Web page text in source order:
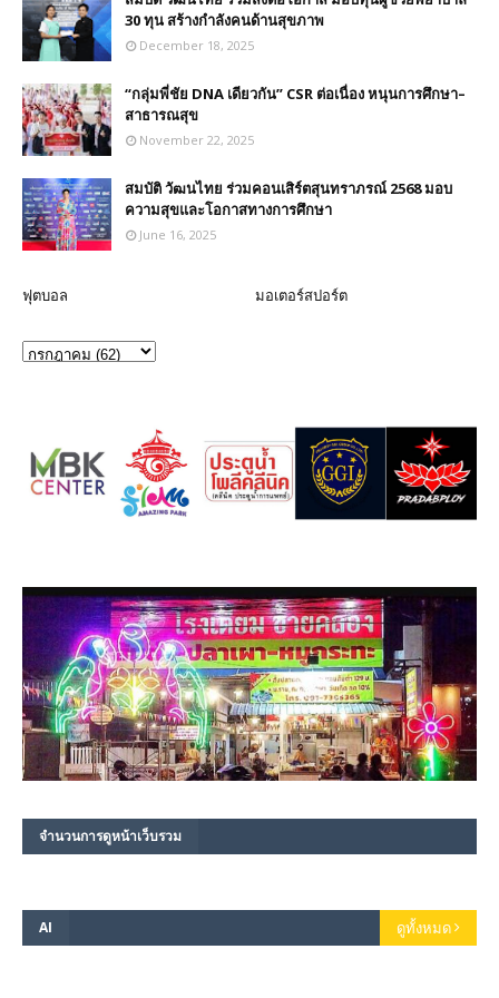
30 ทุน สร้างกำลังคนด้านสุขภาพ
December 18, 2025
“กลุ่มพี่ชัย DNA เดียวกัน” CSR ต่อเนื่อง หนุนการศึกษา–
สาธารณสุข
November 22, 2025
สมบัติ วัฒนไทย ร่วมคอนเสิร์ตสุนทราภรณ์ 2568 มอบ
ความสุขและโอกาสทางการศึกษา
June 16, 2025
ฟุตบอล มอเตอร์สปอร์ต
จำนวนการดูหน้าเว็บรวม
AI ดูทั้งหมด